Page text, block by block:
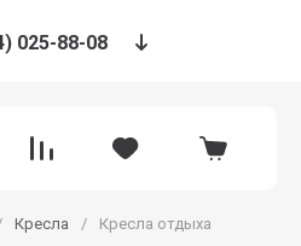
025-88-08
Кресла / Кресла отдыха